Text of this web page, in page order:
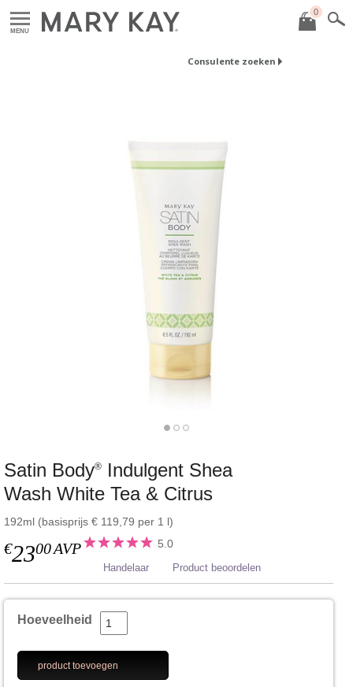
MENU
0
Consulente zoeken
Satin Body®
Indulgent Shea
Wash White Tea & Citrus
192ml (basisprijs € 119,79 per 1 l)
€2300AVP 5.0
Handelaar Product beoordelen
Hoeveelheid
product toevoegen